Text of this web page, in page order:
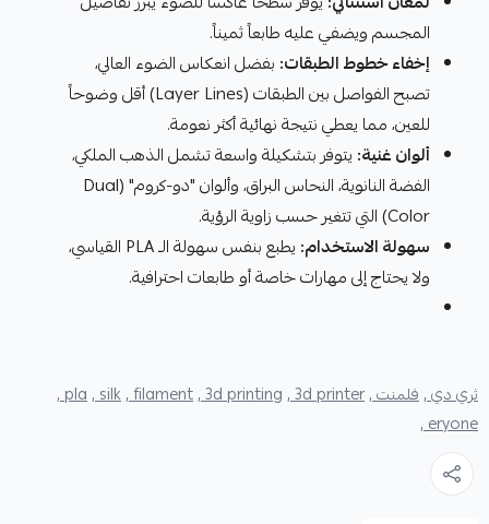
المجسم ويضفي عليه طابعاً ثميناً.
إخفاء خطوط الطبقات: بفضل انعكاس الضوء العالي،
تصبح الفواصل بين الطبقات (Layer Lines) أقل وضوحاً
للعين، مما يعطي نتيجة نهائية أكثر نعومة.
ألوان غنية: يتوفر بتشكيلة واسعة تشمل الذهب الملكي،
الفضة النانوية، النحاس البراق، وألوان "دو-كروم" (Dual
Color) التي تتغير حسب زاوية الرؤية.
سهولة الاستخدام:
يطبع بنفس سهولة الـ PLA القياسي،
ولا يحتاج إلى مهارات خاصة أو طابعات احترافية.
ثري دي ,فلمنت ,3d printer ,
3d printing ,
filament ,
silk ,
pla ,
eryone ,